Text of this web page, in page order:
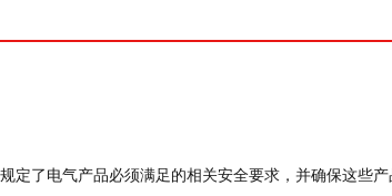
定了电气产品必须满足的相关安全要求，并确保这些